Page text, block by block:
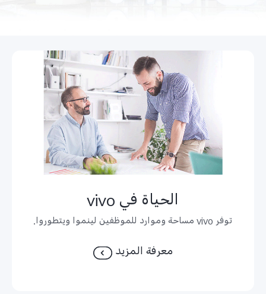
الحياة في vivo
توفر vivo مساحة وموارد للموظفين لينموا ويتطوروا.
معرفة المزيد